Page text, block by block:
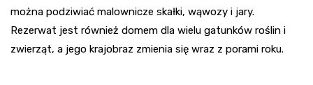
można podziwiać malownicze skałki, wąwozy i jary.
Rezerwat jest również domem dla wielu gatunków roślin i
zwierząt, a jego krajobraz zmienia się wraz z porami roku.